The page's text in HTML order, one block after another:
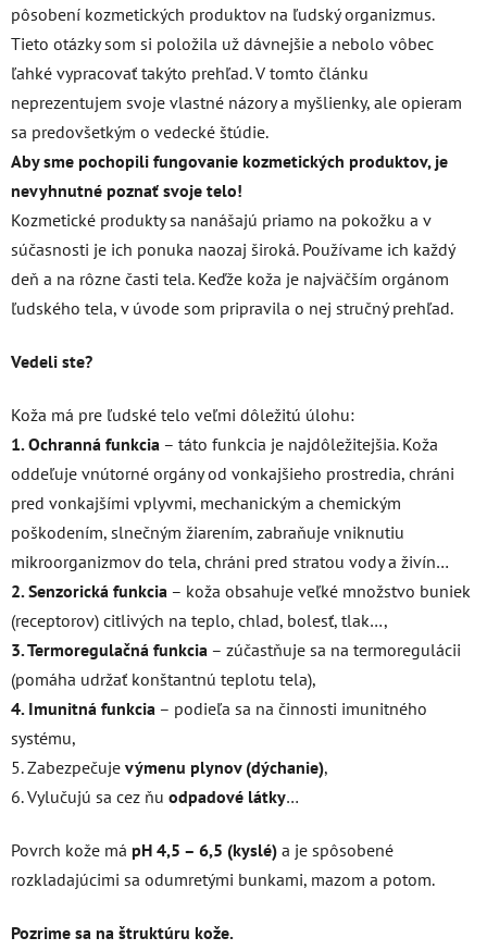
pôsobení kozmetických produktov na ľudský organizmus.
Tieto otázky som si položila už dávnejšie a nebolo vôbec
ľahké vypracovať takýto prehľad. V tomto článku
neprezentujem svoje vlastné názory a myšlienky, ale opieram
sa predovšetkým o vedecké štúdie.
Aby sme pochopili fungovanie kozmetických produktov, je
nevyhnutné poznať svoje telo!
Kozmetické produkty sa nanášajú priamo na pokožku a v
súčasnosti je ich ponuka naozaj široká. Používame ich každý
deň a na rôzne časti tela. Keďže koža je najväčším orgánom
ľudského tela, v úvode som pripravila o nej stručný prehľad.
Vedeli ste?
Koža má pre ľudské telo veľmi dôležitú úlohu:
1. Ochranná funkcia – táto funkcia je najdôležitejšia. Koža
oddeľuje vnútorné orgány od vonkajšieho prostredia, chráni
pred vonkajšími vplyvmi, mechanickým a chemickým
poškodením, slnečným žiarením, zabraňuje vniknutiu
mikroorganizmov do tela, chráni pred stratou vody a živín…
2. Senzorická funkcia – koža obsahuje veľké množstvo buniek
(receptorov) citlivých na teplo, chlad, bolesť, tlak…,
3. Termoregulačná funkcia – zúčastňuje sa na termoregulácii
(pomáha udržať konštantnú teplotu tela),
4. Imunitná funkcia – podieľa sa na činnosti imunitného
systému,
5. Zabezpečuje výmenu plynov (dýchanie),
6. Vylučujú sa cez ňu odpadové látky…
Povrch kože má pH 4,5 – 6,5 (kyslé) a je spôsobené
rozkladajúcimi sa odumretými bunkami, mazom a potom.
Pozrime sa na štruktúru kože.